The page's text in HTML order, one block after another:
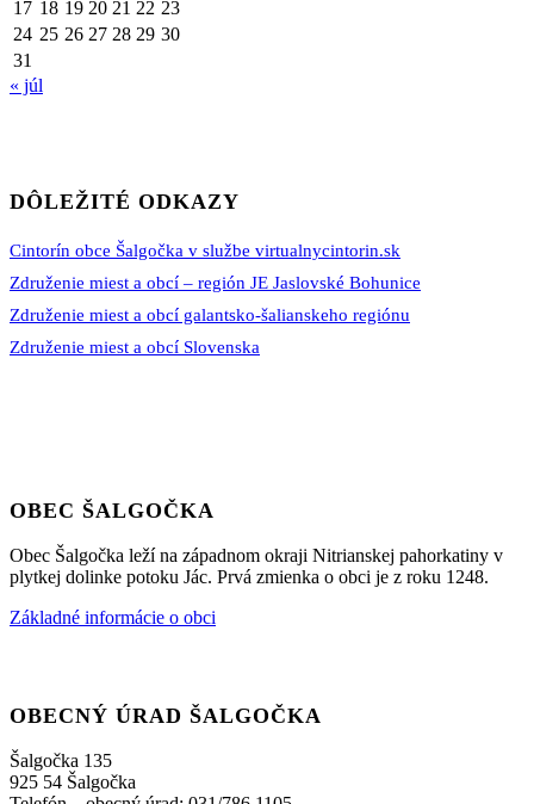
17 18 19 20 21 22 23
24 25 26 27 28 29 30
31
« júl
DÔLEŽITÉ ODKAZY
Cintorín obce Šalgočka v službe virtualnycintorin.sk
Združenie miest a obcí – región JE Jaslovské Bohunice
Združenie miest a obcí galantsko-šalianskeho regiónu
Združenie miest a obcí Slovenska
OBEC ŠALGOČKA
Obec Šalgočka leží na západnom okraji Nitrianskej pahorkatiny v
plytkej dolinke potoku Jác. Prvá zmienka o obci je z roku 1248.
Základné informácie o obci
OBECNÝ ÚRAD ŠALGOČKA
Šalgočka 135
925 54 Šalgočka